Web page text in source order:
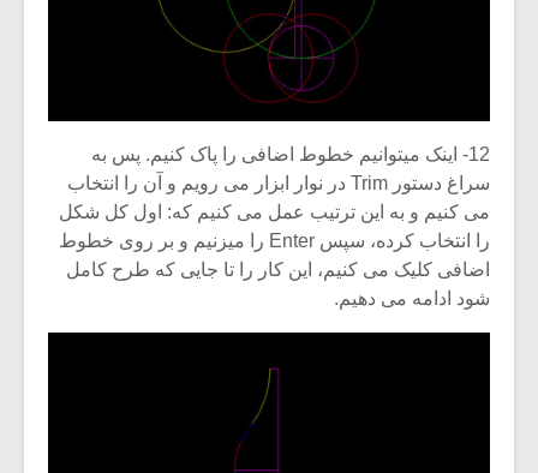
12- اینک میتوانیم خطوط اضافی را پاک کنیم. پس به
سراغ دستور Trim در نوار ابزار می رویم و آن را انتخاب
می کنیم و به این ترتیب عمل می کنیم که: اول کل شکل
را انتخاب کرده، سپس Enter را میزنیم و بر روی خطوط
اضافی کلیک می کنیم، این کار را تا جایی که طرح کامل
شود ادامه می دهیم.